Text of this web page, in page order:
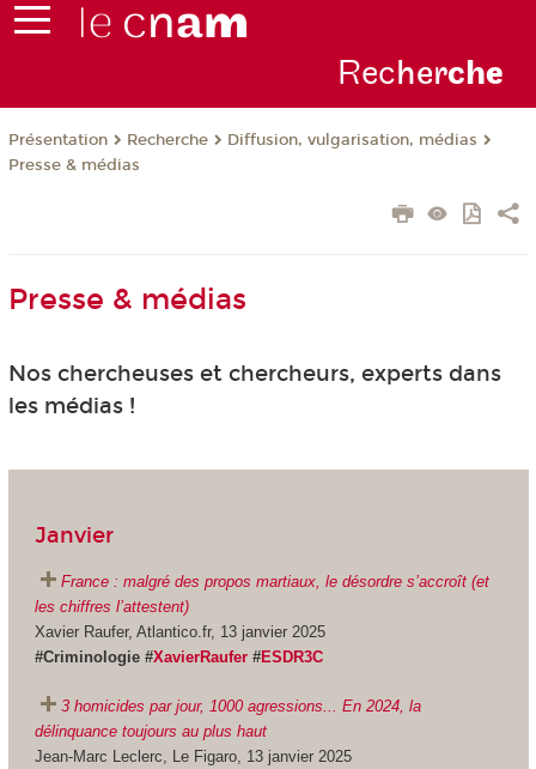
Recherche
Présentation Recherche
Diffusion, vulgarisation, médias
Presse & médias
Presse & médias
Nos chercheuses et chercheurs, experts dans
les médias !
Janvier
France : malgré des propos martiaux, le désordre s’accroît (et
les chiffres l’attestent)
Xavier Raufer, Atlantico.fr, 13 janvier 2025
#Criminologie #XavierRaufer#ESDR3C
3 homicides par jour, 1000 agressions... En 2024, la
délinquance toujours au plus haut
Jean-Marc Leclerc, Le Figaro, 13 janvier 2025